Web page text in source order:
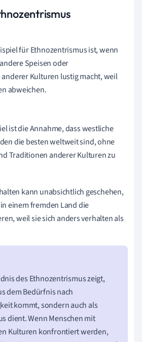
für Ethnozentrismus ist, wenn
Speisen oder
Kulturen lustig macht, weil
abweichen.
ist die Annahme, dass westliche
die besten weltweit sind, ohne
Traditionen anderer Kulturen zu
kann unabsichtlich geschehen,
einem fremden Land die
weil sie sich anders verhalten als
des Ethnozentrismus zeigt,
dem Bedürfnis nach
kommt, sondern auch als
dient. Wenn Menschen mit
Kulturen konfrontiert werden,